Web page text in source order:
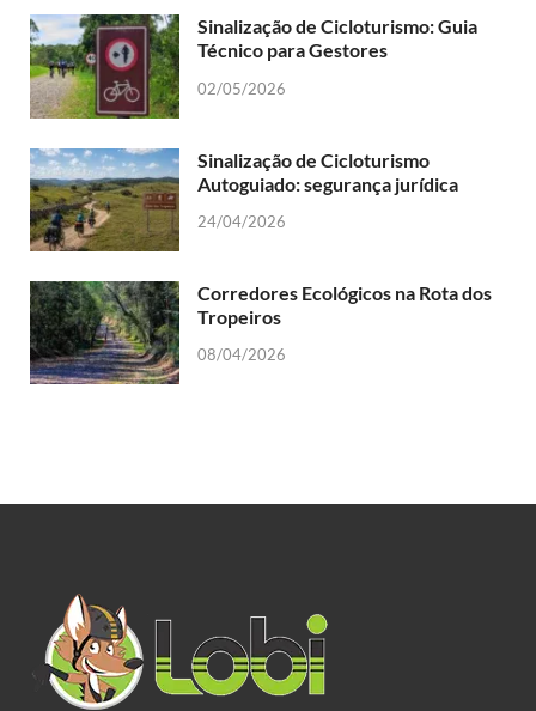
Sinalização de Cicloturismo: Guia
Técnico para Gestores
02/05/2026
Sinalização de Cicloturismo
Autoguiado: segurança jurídica
24/04/2026
Corredores Ecológicos na Rota dos
Tropeiros
08/04/2026